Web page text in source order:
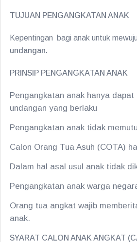
TUJUAN PENGANGKATAN ANAK
Kepentingan bagi anak untuk
undangan.
PRINSIP PENGANGKATAN ANAK
Pengangkatan anak hanya
undangan yang berlaku
Pengangkatan anak tidak
Calon Orang Tua Asuh (COTA)
Dalam hal asal usul anak tidak
Pengangkatan anak warga
Orang tua angkat wajib
anak.
SYARAT CALON ANAK ANGKAT